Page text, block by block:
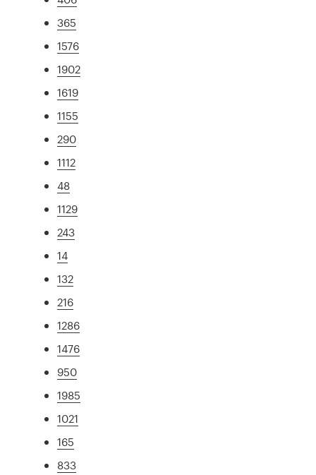
365
1576
1902
1619
1155
290
1112
48
1129
243
14
132
216
1286
1476
950
1985
1021
165
833